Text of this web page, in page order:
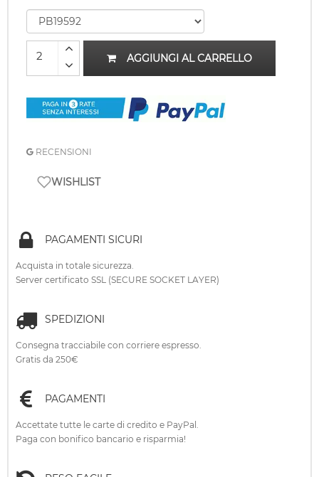
AGGIUNGI AL CARRELLO
RECENSIONI
WISHLIST
PAGAMENTI SICURI
Acquista in totale sicurezza.
Server certificato SSL (SECURE SOCKET LAYER)
SPEDIZIONI
Consegna tracciabile con corriere espresso.
Gratis da 250€
PAGAMENTI
Accettate tutte le carte di credito e PayPal.
Paga con bonifico bancario e risparmia!